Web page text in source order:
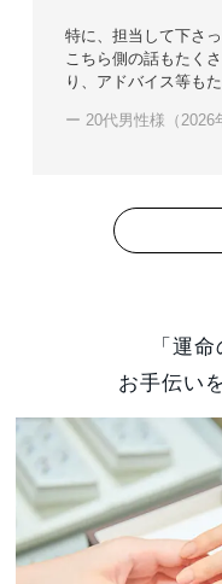
特に、担当して下さ
こちら側の話もたく
り、アドバイス等も
ー 20代男性様（2026
「運
お手伝い